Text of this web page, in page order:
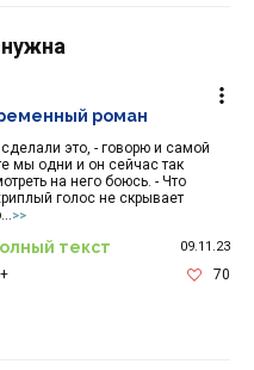
это, - говорю и самой
мы одни и он сейчас так
на него боюсь. - Что
голос не скрывает
>>
роман
текст 09.11.23
70